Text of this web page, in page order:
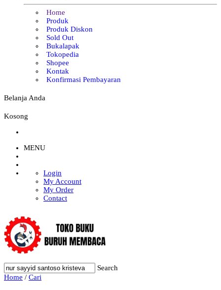
Home
Produk
Produk Diskon
Sold Out
Bukalapak
Tokopedia
Shopee
Kontak
Konfirmasi Pembayaran
Belanja Anda
Kosong
MENU
Login
My Account
My Order
Contact
Search
Home / Cari